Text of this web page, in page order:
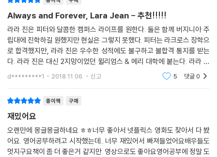
Always and Forever, Lara Jean - 추천!!!!!
라라 진은 피터와 달콤한 캠퍼스 라이프를 원한다. 둘은 함께 버지니아 주
립대에 진학하길 원했지만 현실은 그렇지 못했다. 피터는 라크로스 장학으
로 합격했지만, 라라 진은 우수한 성적에도 불구하고 불합격 통지를 받는
다. 라라 진은 대신 2지망이었던 윌리엄스 & 메리 대학에 붙는다. 라라 진
은 대학을 입학하기도 전에 버지니아 주립대로 편입을 고민한다. 그녀는
d*********1 2018.11.06. 신고 5 댓글0
종이책 구매
재밌어요
오랜만에 몽글몽글하네요 ㅎㅎ너무 좋아서 넷플릭스 영화도 찾아서 다 봤
어요. 영어공부하려고 시작했는데.. 너무 재밌어서 빠져들었어요배우들도
멋지구요책이 좀 더 좋은거 같지만. 영상으로도 좋아요영어공부에 정말 도